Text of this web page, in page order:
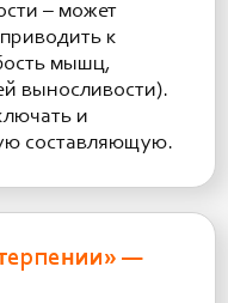
– может
к
мышц,
выносливости).
и
составляющую.
—